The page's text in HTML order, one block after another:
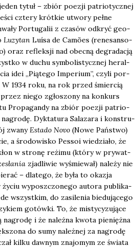
tytuł – zbiór poezji patrio­tycz­nej
czte­ry krót­kie utwo­ry peł­ne
Por­tu­ga­lii z cza­sów odkryć geo­
Luzy­tan Luísa de Camões (rene­san­so­
oraz reflek­sji nad obec­ną degra­da­cją
w duchu sym­bo­li­stycz­nej heral­
idei „Pią­te­go Impe­rium”, czy­li por­
1934 roku, na rok przed śmier­cią
nie­go zgło­szo­ny na kon­kurs
Pro­pa­gan­dy na zbiór poezji patrio­
Dyk­ta­tu­ra Sala­za­ra i kon­stru­
zwa­nyEsta­do Novo (Nowe Pań­stwo)
a śro­do­wi­sko Pes­soi wie­dzia­ło, że
w stro­nę reżi­mu (któ­ry w pry­wat­
zja­dli­wie wyśmie­wał) nale­ży nie
– dla­te­go, że była to oka­zja
wyposz­czo­ne­go auto­ra publi­ka­
wszyst­kim, do zasi­le­nia bie­du­ją­ce­go
gotów­ki. To, że misty­cy­zu­ją­ce
nagro­dę i że należ­na kwo­ta pie­nięż­na
do sumy należ­nej za nagro­dę
kil­ku daw­nym zna­jo­mym ze świa­ta